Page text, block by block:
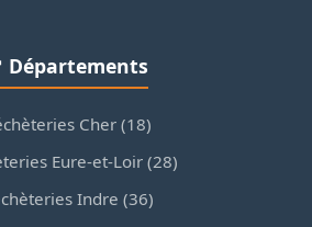
Départements
Cher (18)
Eure-et-Loir (28)
Indre (36)